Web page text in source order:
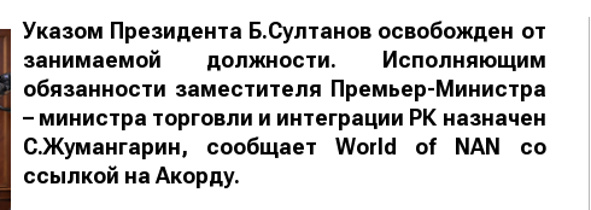
Указом Президента Б.Султанов освобожден от
занимаемой должности. Исполняющим
обязанности заместителя Премьер-Министра
– министра торговли и интеграции РК назначен
С.Жумангарин, сообщает World of NAN со
ссылкой на Акорду.
мясного скота